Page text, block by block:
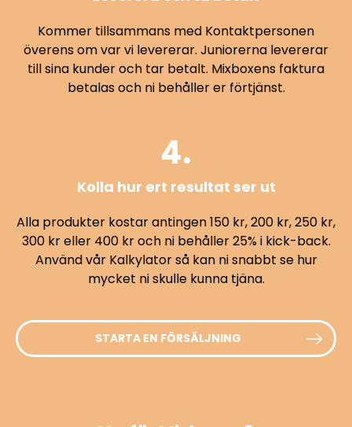
Kommer tillsammans med Kontaktpersonen
överens om var vi levererar. Juniorerna levererar
till sina kunder och tar betalt. Mixboxens faktura
betalas och ni behåller er förtjänst.
4.
Kolla hur ert resultat ser ut
Alla produkter kostar antingen 150 kr, 200 kr, 250 kr,
300 kr eller 400 kr och ni behåller 25% i kick-back.
Använd vår Kalkylator så kan ni snabbt se hur
mycket ni skulle kunna tjäna.
STARTA EN FÖRSÄLJNING